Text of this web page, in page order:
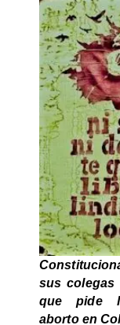
sus colegas
que pide
aborto en